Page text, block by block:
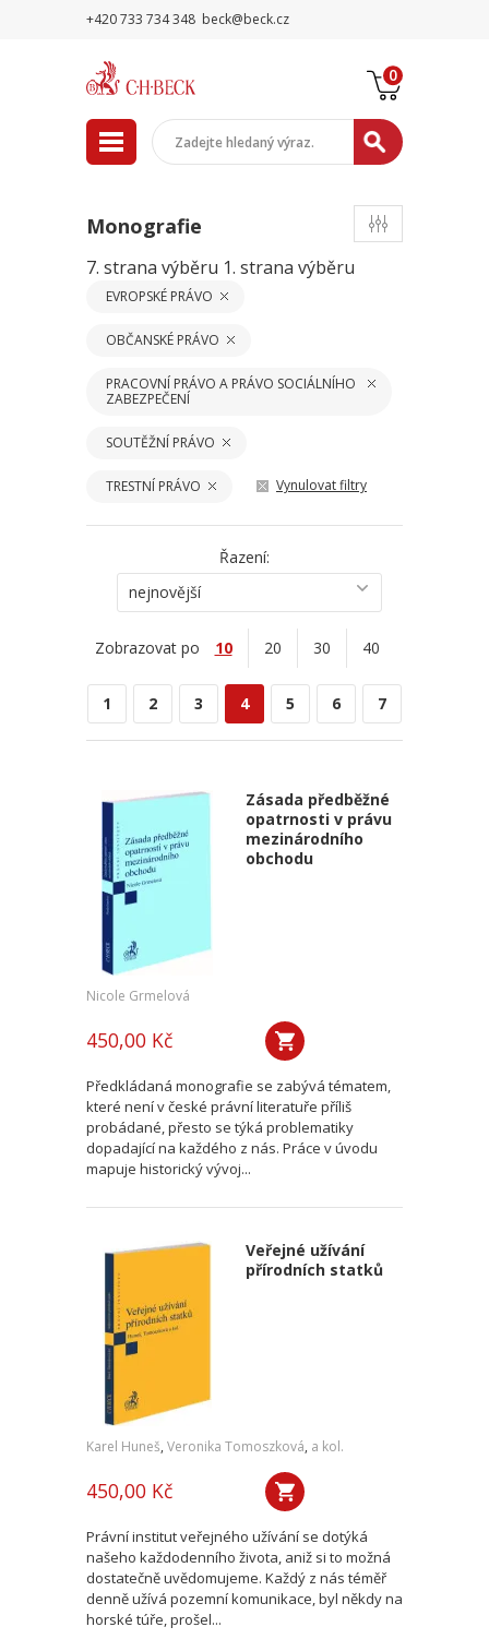
+420 733 734 348 beck@beck.cz
0
Monografie
7. strana výběru 1. strana výběru
EVROPSKÉ PRÁVO
OBČANSKÉ PRÁVO
PRACOVNÍ PRÁVO A PRÁVO SOCIÁLNÍHO
ZABEZPEČENÍ
SOUTĚŽNÍ PRÁVO
TRESTNÍ PRÁVO Vynulovat filtry
Řazení:
nejnovější
Zobrazovat po 10 20 30 40
1 2 3 4 5 6 7
Zásada předběžné
opatrnosti v právu
mezinárodního
obchodu
Nicole Grmelová
450,00 Kč
Předkládaná monografie se zabývá tématem,
které není v české právní literatuře příliš
probádané, přesto se týká problematiky
dopadající na každého z nás. Práce v úvodu
mapuje historický vývoj...
Veřejné užívání
přírodních statků
Karel Huneš, Veronika Tomoszková, a kol.
450,00 Kč
Právní institut veřejného užívání se dotýká
našeho každodenního života, aniž si to možná
dostatečně uvědomujeme. Každý z nás téměř
denně užívá pozemní komunikace, byl někdy na
horské túře, prošel...